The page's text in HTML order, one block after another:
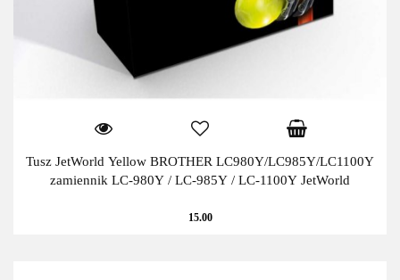
Tusz JetWorld Yellow BROTHER LC980Y/LC985Y/LC1100Y
zamiennik LC-980Y / LC-985Y / LC-1100Y JetWorld
15.00